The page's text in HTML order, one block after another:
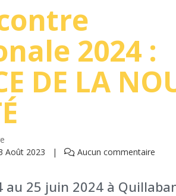
2024 :
DE LA
Août 2023 Aucun commentaire
au 25 juin 2024 à